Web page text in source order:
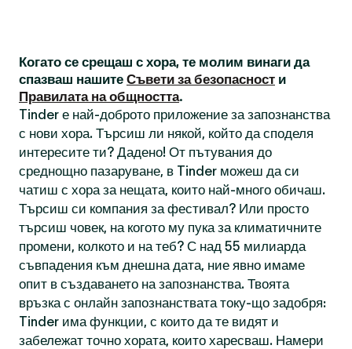
Когато се срещаш с хора, те молим винаги да
спазваш нашите Съвети за безопасност и
Правилата на общността.
Tinder е най-доброто приложение за запознанства
с нови хора. Търсиш ли някой, който да споделя
интересите ти? Дадено! От пътувания до
среднощно пазаруване, в Tinder можеш да си
чатиш с хора за нещата, които най-много обичаш.
Търсиш си компания за фестивал? Или просто
търсиш човек, на когото му пука за климатичните
промени, колкото и на теб? С над 55 милиарда
съвпадения към днешна дата, ние явно имаме
опит в създаването на запознанства. Твоята
връзка с онлайн запознанствата току-що задобря:
Tinder има функции, с които да те видят и
забележат точно хората, които харесваш. Намери